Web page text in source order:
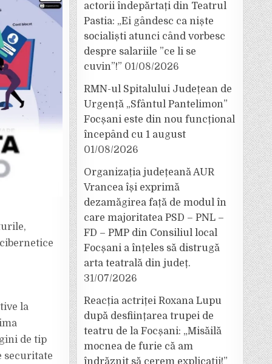
la
de tip
securitate
actorii îndepărtați din Teatrul
Pastia: „Ei gândesc ca niște
socialiști atunci când vorbesc
despre salariile ”ce li se
cuvin”!” 01/08/2026
RMN-ul Spitalului Județean de
Urgență „Sfântul Pantelimon”
Focșani este din nou funcțional
începând cu 1 august
01/08/2026
Organizația județeană AUR
Vrancea își exprimă
dezamăgirea față de modul în
care majoritatea PSD – PNL –
FD – PMP din Consiliul local
Focșani a înțeles să distrugă
arta teatrală din județ.
31/07/2026
Reacția actriței Roxana Lupu
după desființarea trupei de
teatru de la Focșani: „Misăilă
mocnea de furie că am
îndrăznit să cerem explicații!”